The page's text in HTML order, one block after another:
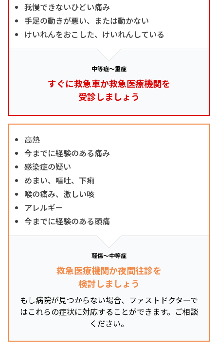
我慢できないひどい痛み
手足の動きが悪い、または動かない
けいれんをおこした、けいれんしている
中等症～重症
すぐに救急車か救急医療機関を
受診しましょう
高熱
今までに経験のある痛み
感染症の疑い
めまい、嘔吐、下痢
喉の痛み、激しい咳
アレルギー
今までに経験のある頭痛
軽傷～中等症
救急医療機関か夜間往診を
検討しましょう
もし病院が見つからない場合、ファストドクターで
はこれらの症状に対応することができます。ご相談
ください。